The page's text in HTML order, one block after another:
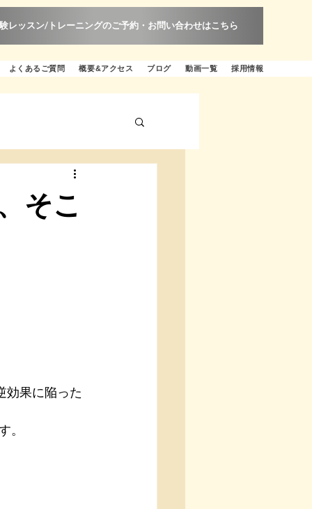
レッスン/トレーニングのご予約・お問い合わせはこちら
よくあるご質問 概要&アクセス ブログ 動画一覧 採用情報
そこ
効果に陥った
。